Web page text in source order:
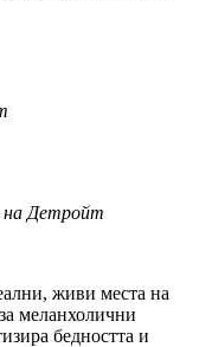
на Детройт
живи места на
меланхолични
бедността и